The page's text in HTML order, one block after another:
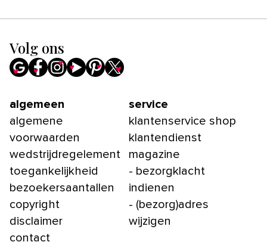
Volg ons
algemeen
algemene
voorwaarden
wedstrijdregelement
toegankelijkheid
bezoekersaantallen
copyright
disclaimer
contact
service
klantenservice shop
klantendienst
magazine
- bezorgklacht
indienen
- (bezorg)adres
wijzigen